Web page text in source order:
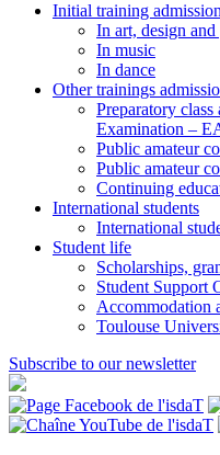
Initial training
In art, design
In music
In dance
Other trainings
Preparatory
Examination –
Public amateur
Public amateur
Continuing
International students
International
Student life
Scholarships,
Student Support
Accommodation
Toulouse
Subscribe to our newsletter